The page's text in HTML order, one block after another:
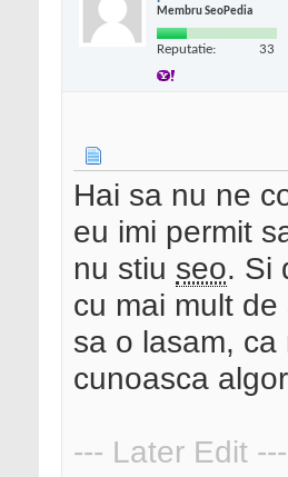
Membru SeoPedia
Reputatie: 33
Hai sa nu ne
eu imi permit
nu stiu seo. Si
cu mai mult
sa o lasam,
cunoasca
--- Later Edit